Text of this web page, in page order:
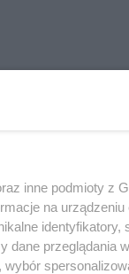
inne podmioty z
na urządzeniu
identyfikatory,
dane przeglądania